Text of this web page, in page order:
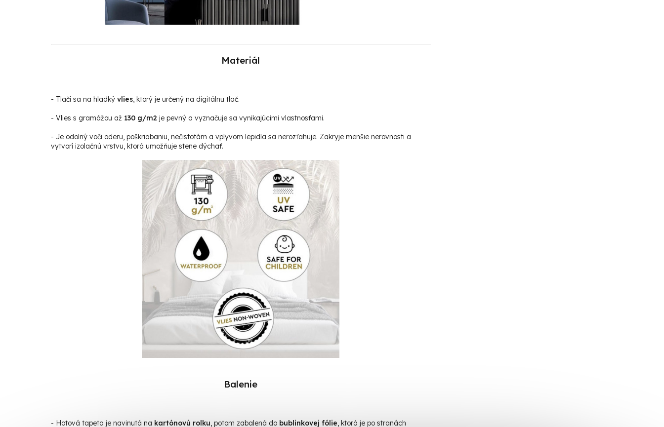
Materiál
- Tlačí sa na hladký vlies, ktorý je určený na digitálnu tlač.
- Vlies s gramážou až 130 g/m2 je pevný a vyznačuje sa vynikajúcimi vlastnosťami.
- Je odolný voči oderu, poškriabaniu, nečistotám a vplyvom lepidla sa nerozťahuje. Zakryje menšie nerovnosti a
vytvorí izolačnú vrstvu, ktorá umožňuje stene dýchať.
Balenie
- Hotová tapeta je navinutá na kartónovú rolku, potom zabalená do bublinkovej fólie, ktorá je po stranách